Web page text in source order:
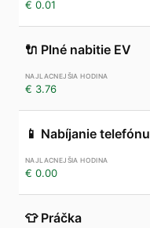
€ 0.01
🔌 Plné nabitie EV
€ 3.76
📱 Nabíjanie telefónu
€ 0.00
👕 Práčka